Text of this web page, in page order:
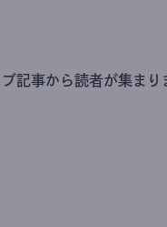
記事から読者が集まり